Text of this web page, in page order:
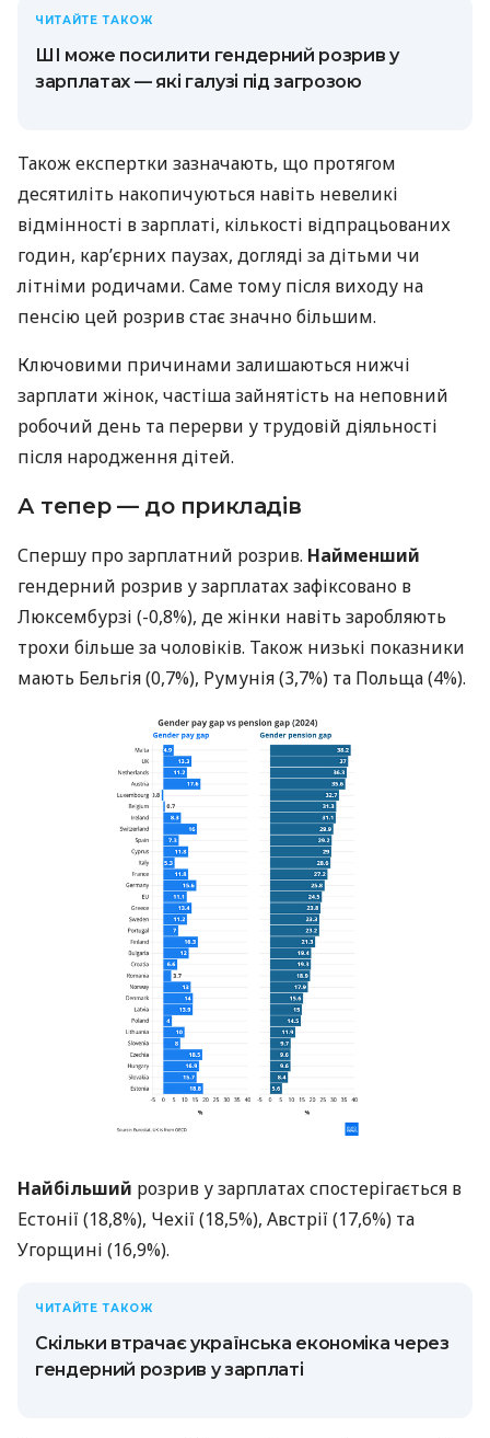
ЧИТАЙТЕ ТАКОЖ
ШІ може посилити гендерний розрив у
зарплатах — які галузі під загрозою
Також експертки зазначають, що протягом
десятиліть накопичуються навіть невеликі
відмінності в зарплаті, кількості відпрацьованих
годин, кар’єрних паузах, догляді за дітьми чи
літніми родичами. Саме тому після виходу на
пенсію цей розрив стає значно більшим.
Ключовими причинами залишаються нижчі
зарплати жінок, частіша зайнятість на неповний
робочий день та перерви у трудовій діяльності
після народження дітей.
А тепер — до прикладів
Спершу про зарплатний розрив. Найменший
гендерний розрив у зарплатах зафіксовано в
Люксембурзі (-0,8%), де жінки навіть заробляють
трохи більше за чоловіків. Також низькі показники
мають Бельгія (0,7%), Румунія (3,7%) та Польща (4%).
Найбільший розрив у зарплатах спостерігається в
Естонії (18,8%), Чехії (18,5%), Австрії (17,6%) та
Угорщині (16,9%).
ЧИТАЙТЕ ТАКОЖ
Скільки втрачає українська економіка через
гендерний розрив у зарплаті